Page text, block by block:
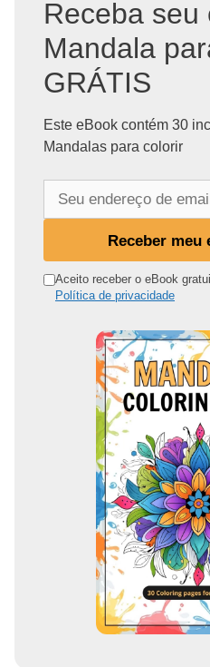
Receba seu
Mandala
GRÁTIS
Este eBook contém 30
Mandalas para colorir
n
Receber meu
Aceito receber o eBook
Política de privacidade